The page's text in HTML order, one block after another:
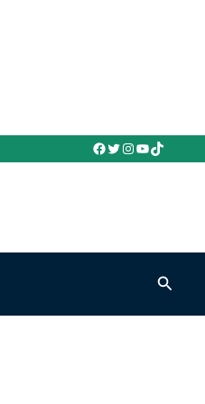
Facebook
Twitter
Instagram
YouTube
TikTok
Buscar